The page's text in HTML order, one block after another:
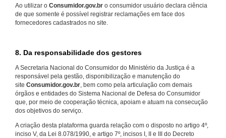
Ao utilizar o Consumidor.gov.br o consumidor usuário declara ciência
de que somente é possível registrar reclamações em face dos
fornecedores cadastrados no site.
8. Da responsabilidade dos gestores
A Secretaria Nacional do Consumidor do Ministério da Justiça é a
responsável pela gestão, disponibilização e manutenção do
site Consumidor.gov.br, bem como pela articulação com demais
órgãos e entidades do Sistema Nacional de Defesa do Consumidor
que, por meio de cooperação técnica, apoiam e atuam na consecução
dos objetivos do serviço.
A criação desta plataforma guarda relação com o disposto no artigo 4º,
inciso V, da Lei 8.078/1990, e artigo 7º, incisos I, II e III do Decreto